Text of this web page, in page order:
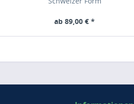
ab 89,00 € *